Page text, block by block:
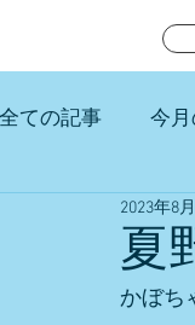
全ての記事 今
未就園児スマ
夏
2023年8
かぼち